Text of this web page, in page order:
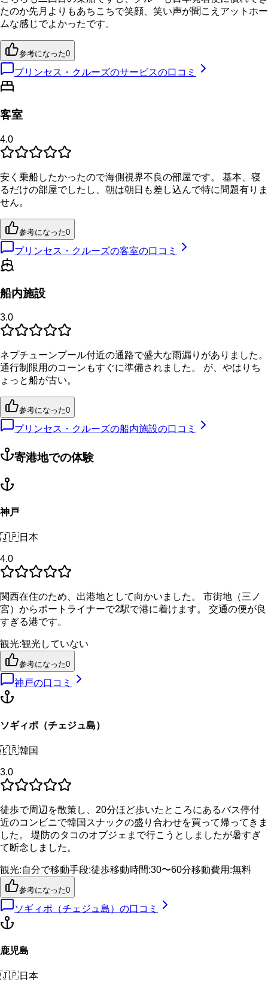
たのか先月よりもあちこちで笑顔、笑い声が聞こえアットホー
ムな感じでよかったです。
参考になった0
プリンセス・クルーズのサービスの口コミ
客室
4.0
安く乗船したかったので海側視界不良の部屋です。 基本、寝
るだけの部屋でしたし、朝は朝日も差し込んで特に問題有りま
せん。
参考になった0
プリンセス・クルーズの客室の口コミ
船内施設
3.0
ネプチューンプール付近の通路で盛大な雨漏りがありました。
通行制限用のコーンもすぐに準備されました。 が、やはりち
ょっと船が古い。
参考になった0
プリンセス・クルーズの船内施設の口コミ
寄港地での体験
神戸
🇯🇵日本
4.0
関西在住のため、出港地として向かいました。 市街地（三ノ
宮）からポートライナーで2駅で港に着けます。 交通の便が良
すぎる港です。
観光:観光していない
参考になった0
神戸の口コミ
ソギィポ（チェジュ島）
🇰🇷韓国
3.0
徒歩で周辺を散策し、20分ほど歩いたところにあるバス停付
近のコンビニで韓国スナックの盛り合わせを買って帰ってきま
した。 堤防のタコのオブジェまで行こうとしましたが暑すぎ
て断念しました。
観光:自分で移動手段:徒歩移動時間:30〜60分移動費用 :無料
参考になった0
ソギィポ（チェジュ島） の口コミ
鹿児島
🇯🇵日本